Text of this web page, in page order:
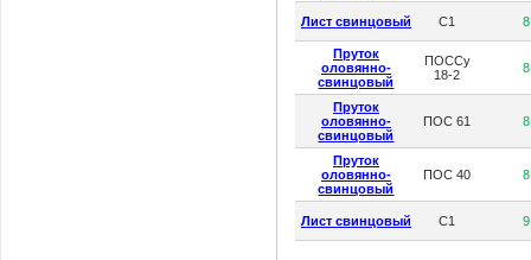
Лист свинцовый С1 8
Пруток
оловянно-
свинцовый
ПОССу
18-2
8
Пруток
оловянно-
свинцовый
ПОС 61 8
Пруток
оловянно-
свинцовый
ПОС 40 8
Лист свинцовый С1 9